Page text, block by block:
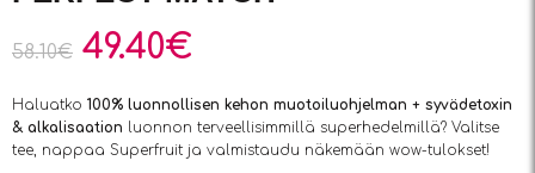
asiakkaan
58.10€ 49.40€
Haluatko 100% luonnollisen kehon muotoiluohjelman + syvädetoxin
& alkalisaation luonnon terveellisimmillä superhedelmillä? Valitse
tee, nappaa Superfruit ja valmistaudu näkemään wow-tulokset!